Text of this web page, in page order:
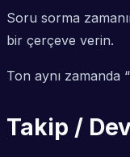
Soru sorma
bir çerçeve verin.
Ton aynı zamanda
Takip /